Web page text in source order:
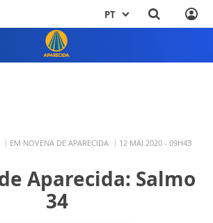
PT
EM NOVENA DE APARECIDA 12 MAI 2020 - 09H43
Aparecida: Salmo
34